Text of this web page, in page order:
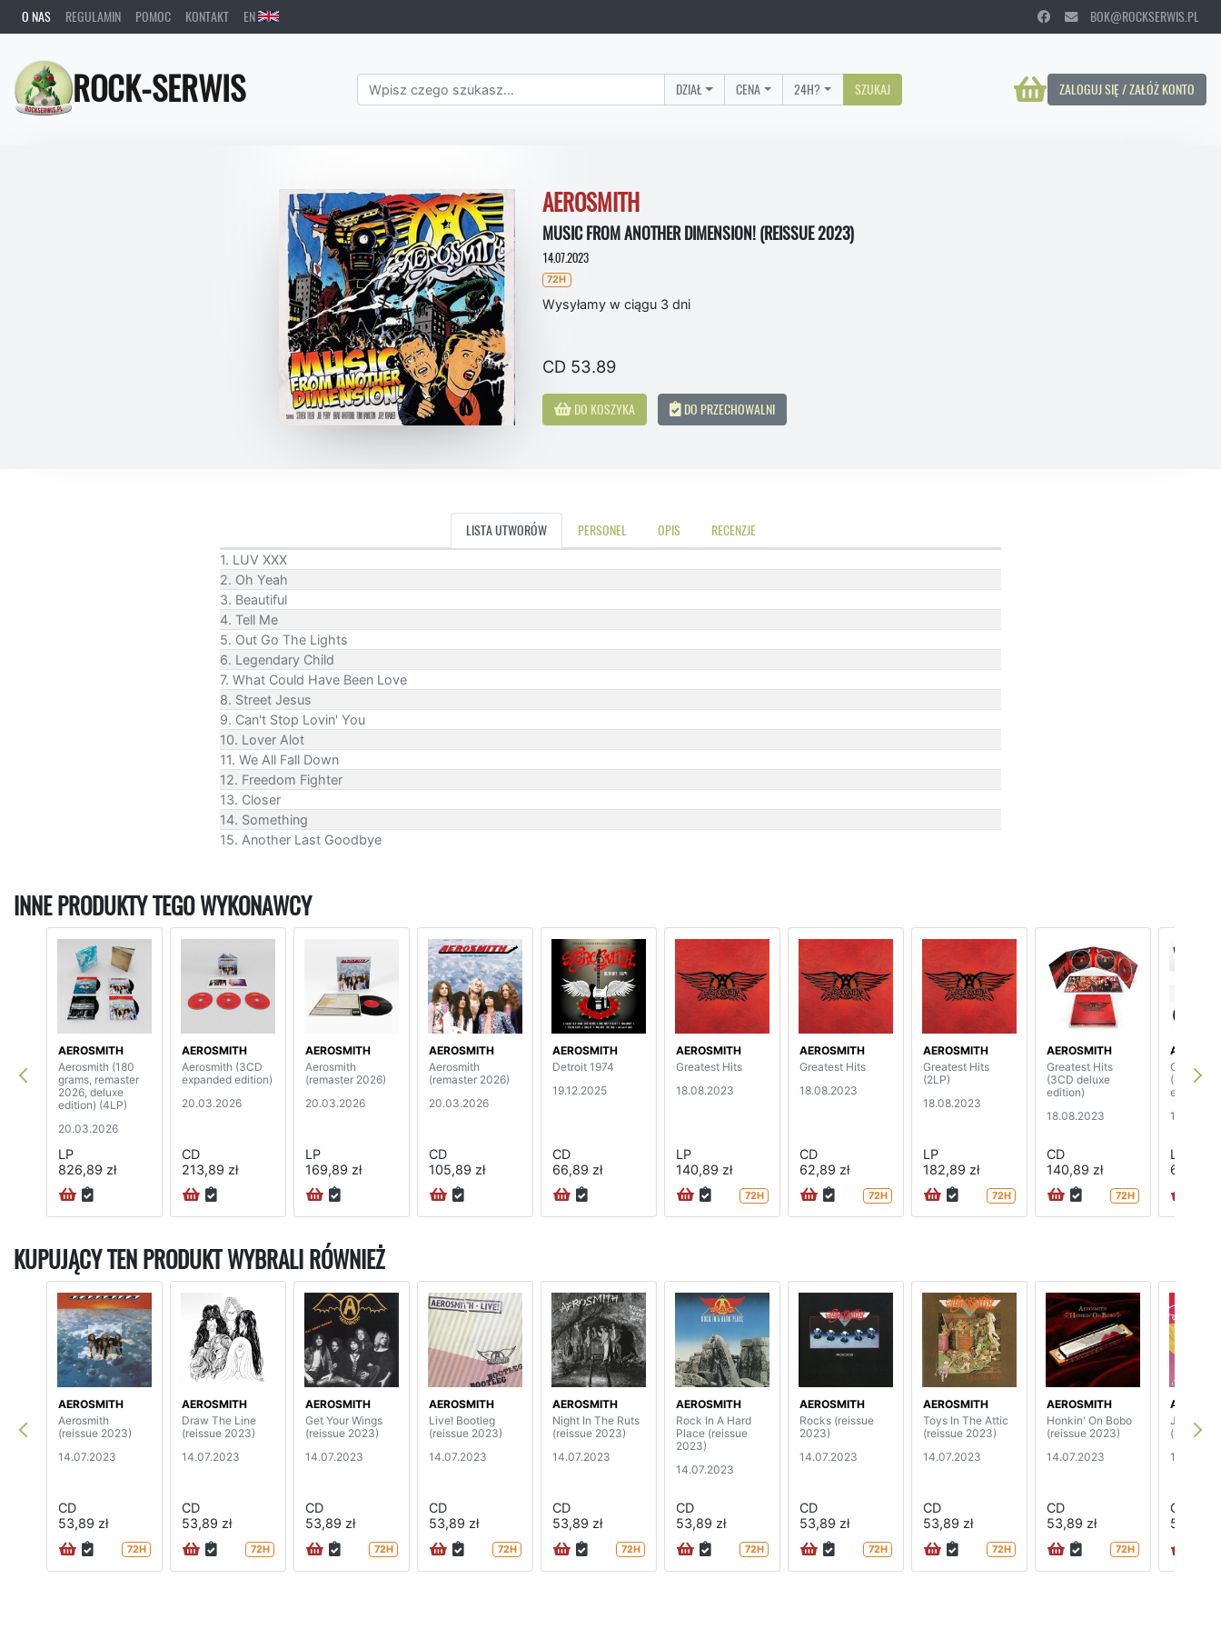
O NAS REGULAMIN POMOC KONTAKT EN BOK@ROCKSERWIS.PL
ROCK-SERWIS ZALOGUJ SIĘ / ZAŁÓŻ KONTO
DZIAŁ CENA 24H? SZUKAJ
AEROSMITH
MUSIC FROM ANOTHER DIMENSION! (REISSUE 2023)
14.07.2023
72H
Wysyłamy w ciągu 3 dni
CD 53.89
DO KOSZYKA DO PRZECHOWALNI
LISTA UTWORÓW PERSONEL OPIS RECENZJE
1. LUV XXX
2. Oh Yeah
3. Beautiful
4. Tell Me
5. Out Go The Lights
6. Legendary Child
7. What Could Have Been Love
8. Street Jesus
9. Can't Stop Lovin' You
10. Lover Alot
11. We All Fall Down
12. Freedom Fighter
13. Closer
14. Something
15. Another Last Goodbye
INNE PRODUKTY TEGO WYKONAWCY
AEROSMITH
Aerosmith (180
grams, remaster
2026, deluxe
edition) (4LP)
20.03.2026
LP
826,89 zł
AEROSMITH
Aerosmith (3CD
expanded edition)
20.03.2026
CD
213,89 zł
AEROSMITH
Aerosmith
(remaster 2026)
20.03.2026
LP
169,89 zł
AEROSMITH
Aerosmith
(remaster 2026)
20.03.2026
CD
105,89 zł
AEROSMITH
Detroit 1974
19.12.2025
CD
66,89 zł
AEROSMITH
Greatest Hits
18.08.2023
LP
140,89 zł
72H
AEROSMITH
Greatest Hits
18.08.2023
CD
62,89 zł
72H
AEROSMITH
Greatest Hits
(2LP)
18.08.2023
LP
182,89 zł
72H
AEROSMITH
Greatest Hits
(3CD deluxe
edition)
18.08.2023
CD
140,89 zł
72H
Greatest
(4LP
edition)
LP
660,89
KUPUJĄCY TEN PRODUKT WYBRALI RÓWNIEŻ
AEROSMITH
Aerosmith
(reissue 2023)
14.07.2023
CD
53,89 zł
72H
AEROSMITH
Draw The Line
(reissue 2023)
14.07.2023
CD
53,89 zł
72H
AEROSMITH
Get Your Wings
(reissue 2023)
14.07.2023
CD
53,89 zł
72H
AEROSMITH
Live! Bootleg
(reissue 2023)
14.07.2023
CD
53,89 zł
72H
AEROSMITH
Night In The Ruts
(reissue 2023)
14.07.2023
CD
53,89 zł
72H
AEROSMITH
Rock In A Hard
Place (reissue
2023)
14.07.2023
CD
53,89 zł
72H
AEROSMITH
Rocks (reissue
2023)
14.07.2023
CD
53,89 zł
72H
AEROSMITH
Toys In The Attic
(reissue 2023)
14.07.2023
CD
53,89 zł
72H
AEROSMITH
Honkin' On Bobo
(reissue 2023)
14.07.2023
CD
53,89 zł
72H
Just
(reissue
CD
53,89 zł